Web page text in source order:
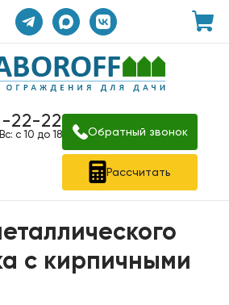
22-22
с 10 до 18 Обратный звонок
Рассчитать
с кирпичными